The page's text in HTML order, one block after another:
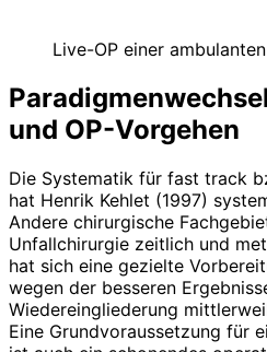
Live-OP einer
und OP-Vorgehen
Die Systematik für fast track
hat Henrik Kehlet (1997)
Andere chirur­gische
Unfallchirurgie zeitlich und
hat sich eine gezielte
wegen der besseren
Wiedereingliederung
Eine Grundvoraussetzung für